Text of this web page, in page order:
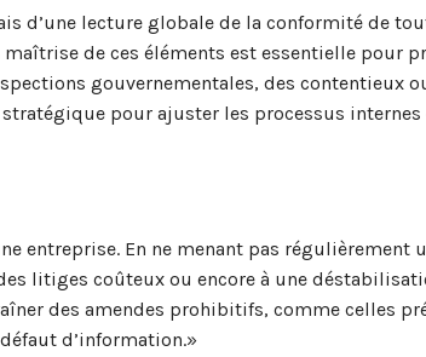
d’une lecture globale de la conformité de
de ces éléments est essentielle pour
gouvernementales, des contentieux
pour ajuster les processus
entreprise. En ne menant pas régulièrement
litiges coûteux ou encore à une
des amendes prohibitifs, comme celles
d’information.»